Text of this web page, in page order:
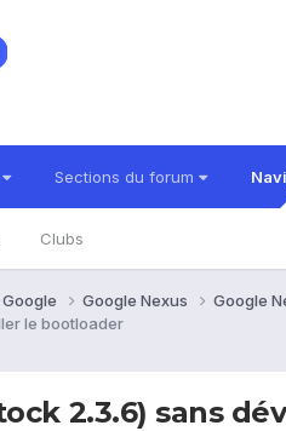
Sections du forum
Clubs
Google Nexus Google
le bootloader
2.3.6) sans